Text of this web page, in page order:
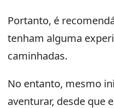
Portanto, é
tenham alguma
caminhadas.
No entanto, mesmo
aventurar, desde que